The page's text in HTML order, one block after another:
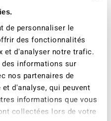
de personnaliser le
des fonctionnalités
et d'analyser notre trafic.
des informations sur
nos partenaires de
d'analyse, qui peuvent
informations que vous
collectées lors de votre
du climat et du
dépassée: plus de
Le mépris de la
choquant. Le
dans l’intérêt des
avec
dans le cadre de la
pas un nouveau